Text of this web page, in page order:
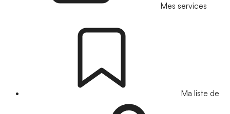
Mes services
Ma liste de